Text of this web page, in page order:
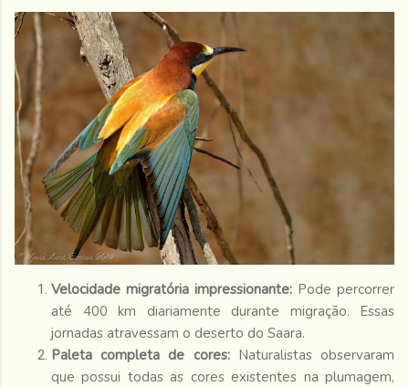
Velocidade migratória impressionante: Pode percorrer
até 400 km diariamente durante migração. Essas
jornadas atravessam o deserto do Saara.
Paleta completa de cores:Naturalistas observaram
que possui todas as cores existentes na plumagem,